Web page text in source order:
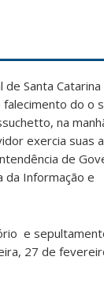
Santa
do o
na
exercia suas
de
da Informação e
e
27 de